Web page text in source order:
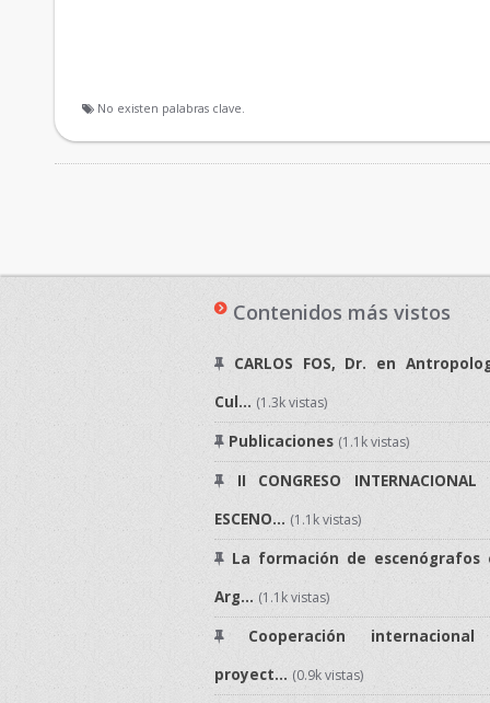
No existen palabras clave.
Contenidos más vistos
CARLOS FOS, Dr. en
Cul... (1.3k vistas)
Publicaciones (1.1k vistas)
II CONGRESO INTERNACIONAL
ESCENO... (1.1k vistas)
La formación de escenógrafos
Arg... (1.1k vistas)
Cooperación
proyect... (0.9k vistas)